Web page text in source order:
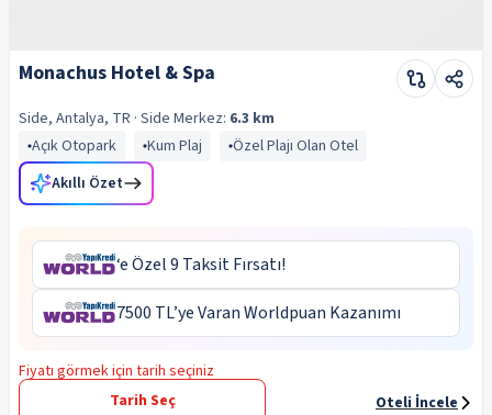
Monachus Hotel & Spa
Side, Antalya, TR · Side Merkez: 6.3 km
Açık Otopark
Kum Plaj
Özel Plajı Olan Otel
Akıllı Özet
‘e Özel 9 Taksit Fırsatı!
7500 TL’ye Varan Worldpuan Kazanımı
Fiyatı görmek için tarih seçiniz
Tarih Seç
Oteli İncele